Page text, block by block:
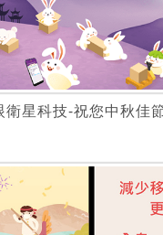
衛星科技-祝您中秋佳